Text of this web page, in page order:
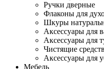
Ручки дверные
Флаконы для
Шкуры
Аксессуары для
Аксессуары для
Чистящие
Аксессуары для
Мебель